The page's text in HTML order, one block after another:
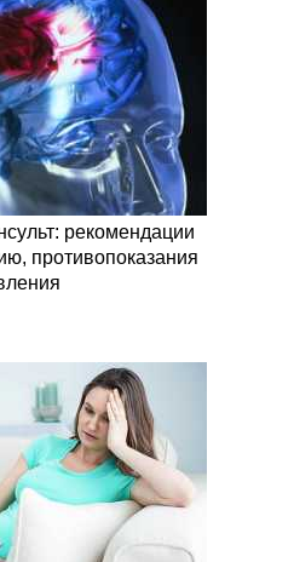
рекомендации
противопоказания